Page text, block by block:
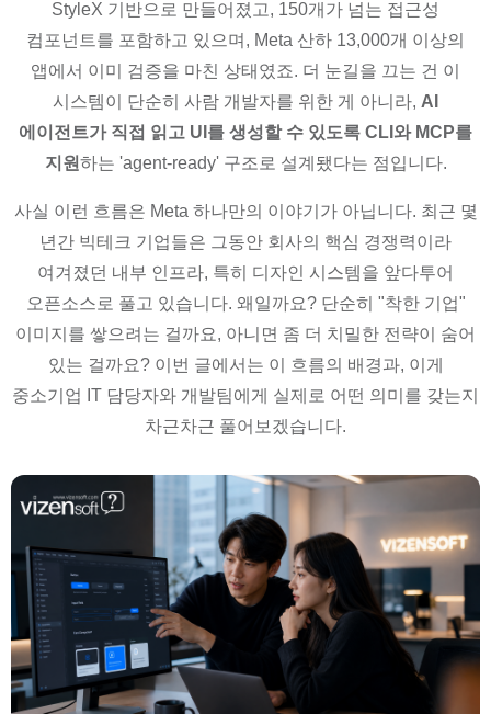
StyleX 기반으로 만들어졌고, 150개가 넘는 접근성
컴포넌트를 포함하고 있으며, Meta 산하 13,000개 이상의
앱에서 이미 검증을 마친 상태였죠. 더 눈길을 끄는 건 이
시스템이 단순히 사람 개발자를 위한 게 아니라, AI
에이전트가 직접 읽고 UI를 생성할 수 있도록 CLI와 MCP를
지원하는 'agent-ready' 구조로 설계됐다는 점입니다.
사실 이런 흐름은 Meta 하나만의 이야기가 아닙니다. 최근 몇
년간 빅테크 기업들은 그동안 회사의 핵심 경쟁력이라
여겨졌던 내부 인프라, 특히 디자인 시스템을 앞다투어
오픈소스로 풀고 있습니다. 왜일까요? 단순히 "착한 기업"
이미지를 쌓으려는 걸까요, 아니면 좀 더 치밀한 전략이 숨어
있는 걸까요? 이번 글에서는 이 흐름의 배경과, 이게
중소기업 IT 담당자와 개발팀에게 실제로 어떤 의미를 갖는지
차근차근 풀어보겠습니다.